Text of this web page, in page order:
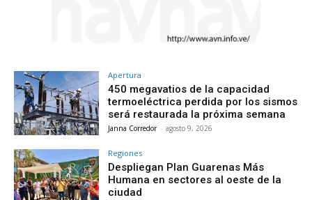
Apertura
450 megavatios de la capacidad
termoeléctrica perdida por los sismos
será restaurada la próxima semana
Janna Corredor - agosto 9, 2026
Regiones
Despliegan Plan Guarenas Más
Humana en sectores al oeste de la
ciudad